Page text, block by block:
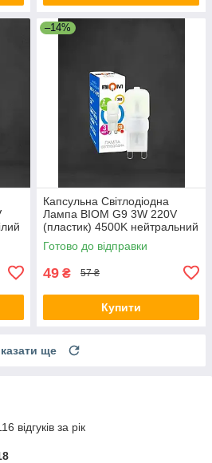
–14%
Капсульна Світлодіодна
Лампа BIOM G9 3W 220V
(пластик) 4500K нейтральний
білий
Готово до відправки
49 ₴ 57 ₴
Купити
ще
відгуків за рік